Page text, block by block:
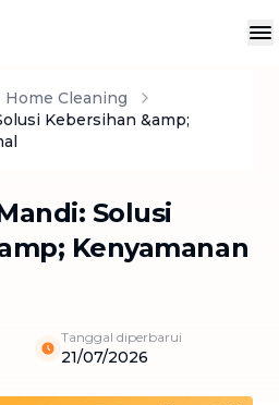
Home Cleaning
Kebersihan &amp;
Solusi
Kenyamanan
Tanggal diperbarui
21/07/2026